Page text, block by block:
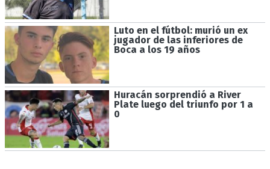
Luto en el fútbol: murió un ex
jugador de las inferiores de
Boca a los 19 años
Huracán sorprendió a River
Plate luego del triunfo por 1 a
0